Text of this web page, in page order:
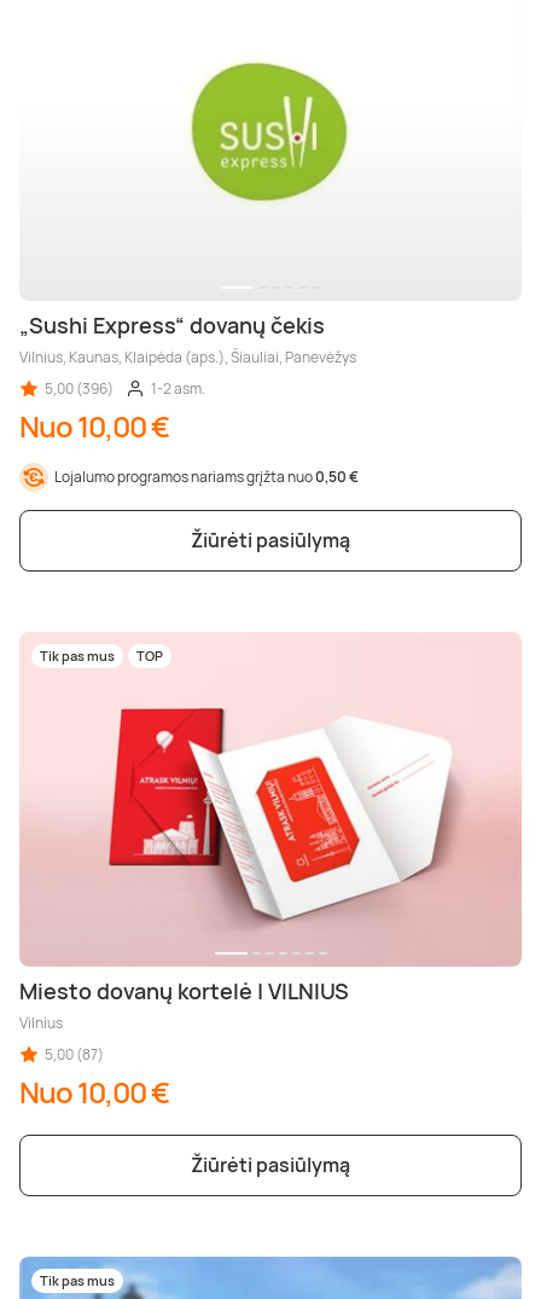
„Sushi Express“ dovanų čekis
Vilnius, Kaunas, Klaipėda (aps.), Šiauliai, Panevėžys
5,00 (396)
1-2 asm.
Nuo 10,00 €
Lojalumo programos nariams grįžta nuo0,50 €
Žiūrėti pasiūlymą
Tik pas mus TOP
Miesto dovanų kortelė | VILNIUS
Vilnius
5,00 (87)
Nuo 10,00 €
Žiūrėti pasiūlymą
Tik pas mus